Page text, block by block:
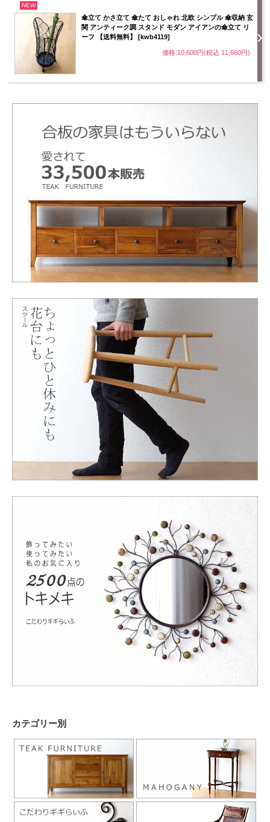
NEW
傘立て かさ立て 傘たて おしゃれ 北欧 シンプル 傘収納 玄
関 アンティーク調 スタンド モダン アイアンの傘立て リ
ーフ 【送料無料】 [kwb4119]
価格:10,600円(税込 11,660円)
カテゴリー別